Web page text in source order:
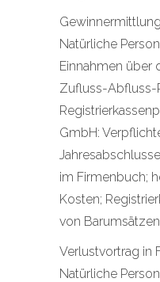
Gewinnermittlung
Natürliche
Einnahmen über
Zufluss-Abfluss-
GmbH:
im Firmenbuch;
Kosten;
von
Verlustvortrag in
Natürliche